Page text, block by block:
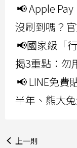
📢 Apple
沒刷到嗎？
📢國家級「
揭3重點：勿
📢 LINE免費
半年、熊大
上一則